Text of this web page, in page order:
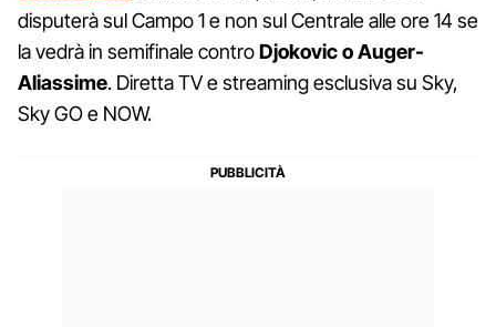
disputerà sul Campo 1 e non sul Centrale alle ore 14 se
la vedrà in semifinale controDjokovic o Auger-
Aliassime. Diretta TV e streaming esclusiva su Sky,
Sky GO e NOW.